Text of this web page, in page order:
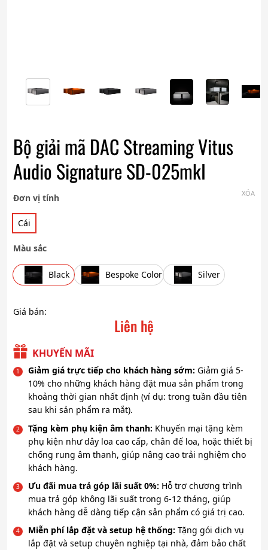
Bộ giải mã DAC Streaming Vitus
Audio Signature SD-025mkI
Đơn vị tính
Cái
Màu sắc
Black Bespoke Color Silver
XÓA
Giá bán:
Liên hệ
KHUYẾN MÃI
Giảm giá trực tiếp cho khách hàng sớm: Giảm giá 5-
10% cho những khách hàng đặt mua sản phẩm trong
khoảng thời gian nhất định (ví dụ: trong tuần đầu tiên
sau khi sản phẩm ra mắt).
Tặng kèm phụ kiện âm thanh: Khuyến mại tặng kèm
phụ kiện như dây loa cao cấp, chân đế loa, hoặc thiết bị
chống rung âm thanh, giúp nâng cao trải nghiệm cho
khách hàng.
Ưu đãi mua trả góp lãi suất 0%: Hỗ trợ chương trình
mua trả góp không lãi suất trong 6-12 tháng, giúp
khách hàng dễ dàng tiếp cận sản phẩm có giá trị cao.
Miễn phí lắp đặt và setup hệ thống: Tặng gói dịch vụ
lắp đặt và setup chuyên nghiệp tại nhà, đảm bảo chất